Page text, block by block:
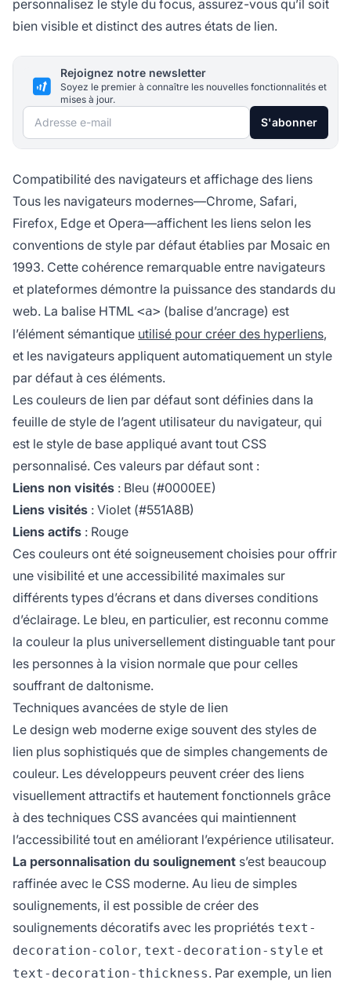
personnalisez le style du focus, assurez-vous qu’il soit
bien visible et distinct des autres états de lien.
Rejoignez notre newsletter
Soyez le premier à connaître les nouvelles fonctionnalités et
mises à jour.
Adresse e-mail S'abonner
Compatibilité des navigateurs et affichage des liens
Tous les navigateurs modernes—Chrome, Safari,
Firefox, Edge et Opera—affichent les liens selon les
conventions de style par défaut établies par Mosaic en
1993. Cette cohérence remarquable entre navigateurs
et plateformes démontre la puissance des standards du
web. La balise HTML <a> (balise d’ancrage) est
l’élément sémantique utilisé pour créer des hyperliens,
et les navigateurs appliquent automatiquement un style
par défaut à ces éléments.
Les couleurs de lien par défaut sont définies dans la
feuille de style de l’agent utilisateur du navigateur, qui
est le style de base appliqué avant tout CSS
personnalisé. Ces valeurs par défaut sont :
Liens non visités : Bleu (#0000EE)
Liens visités : Violet (#551A8B)
Liens actifs : Rouge
Ces couleurs ont été soigneusement choisies pour offrir
une visibilité et une accessibilité maximales sur
différents types d’écrans et dans diverses conditions
d’éclairage. Le bleu, en particulier, est reconnu comme
la couleur la plus universellement distinguable tant pour
les personnes à la vision normale que pour celles
souffrant de daltonisme.
Techniques avancées de style de lien
Le design web moderne exige souvent des styles de
lien plus sophistiqués que de simples changements de
couleur. Les développeurs peuvent créer des liens
visuellement attractifs et hautement fonctionnels grâce
à des techniques CSS avancées qui maintiennent
l’accessibilité tout en améliorant l’expérience utilisateur.
La personnalisation du soulignement s’est beaucoup
raffinée avec le CSS moderne. Au lieu de simples
soulignements, il est possible de créer des
soulignements décoratifs avec les propriétés text-
decoration-color, text-decoration-style et
text-decoration-thickness. Par exemple, un lien